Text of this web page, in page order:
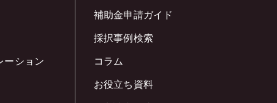
ーション
補助金申請ガイド
採択事例検索
コラム
お役立ち資料